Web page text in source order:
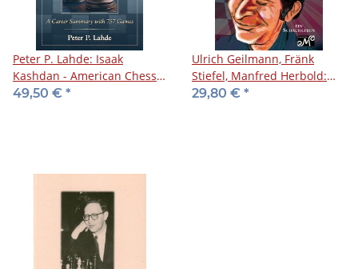
Peter P. Lahde: Isaak
Kashdan - American Chess
Grandmaster
49,50 € *
Ulrich Geilmann, Fränk
Stiefel, Manfred Herbold:
Boris Spassky - Der
29,80 € *